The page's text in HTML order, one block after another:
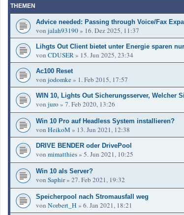
THEMEN
Advice needed: Passing through Voice/Fax
von jalah93190» 16. Dez 2025, 11:37
Lihgts Out Client bietet unter Energie sparen
von CDUSER » 15. Jun 2025, 23:34
Ac100 Reset
von jodomke» 1. Feb 2015, 17:57
WIN 10, Lights Out Sicherungsserver, Welcher
von juro» 7. Feb 2020, 13:26
Win 10 Pro auf Headless System installieren?
von HeikoM» 13. Jun 2021, 12:38
DRIVE BENDER oder DrivePool
von mimatthies» 5. Jun 2021, 10:25
Win 10 als Server?
von Saphir» 27. Feb 2021, 19:32
Speicherpool nach Stromausfall weg
von Norbert_H » 6. Jan 2021, 18:21